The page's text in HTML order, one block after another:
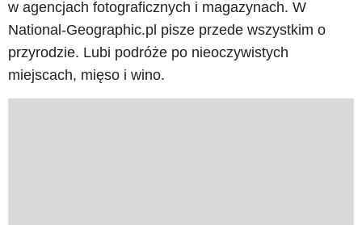
w agencjach fotograficznych i magazynach. W
National-Geographic.pl pisze przede wszystkim o
przyrodzie. Lubi podróże po nieoczywistych
miejscach, mięso i wino.